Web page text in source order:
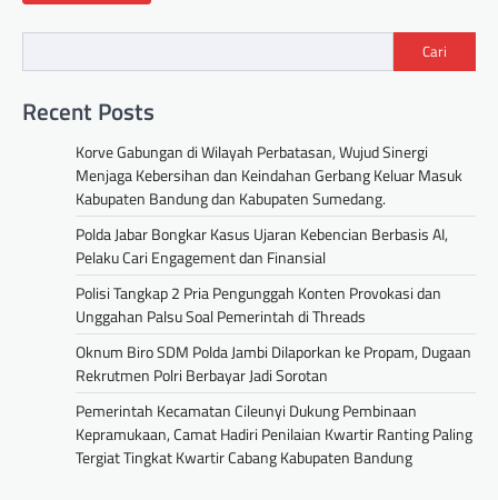
Cari
Recent Posts
Korve Gabungan di Wilayah Perbatasan, Wujud Sinergi
Menjaga Kebersihan dan Keindahan Gerbang Keluar Masuk
Kabupaten Bandung dan Kabupaten Sumedang.
Polda Jabar Bongkar Kasus Ujaran Kebencian Berbasis AI,
Pelaku Cari Engagement dan Finansial
Polisi Tangkap 2 Pria Pengunggah Konten Provokasi dan
Unggahan Palsu Soal Pemerintah di Threads
Oknum Biro SDM Polda Jambi Dilaporkan ke Propam, Dugaan
Rekrutmen Polri Berbayar Jadi Sorotan
Pemerintah Kecamatan Cileunyi Dukung Pembinaan
Kepramukaan, Camat Hadiri Penilaian Kwartir Ranting Paling
Tergiat Tingkat Kwartir Cabang Kabupaten Bandung